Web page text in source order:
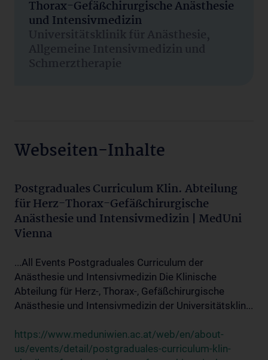
Thorax-Gefäßchirurgische Anästhesie
und Intensivmedizin
Universitätsklinik für Anästhesie,
Allgemeine Intensivmedizin und
Schmerztherapie
Webseiten-Inhalte
Postgraduales Curriculum Klin. Abteilung
für Herz-Thorax-Gefäßchirurgische
Anästhesie und Intensivmedizin | MedUni
Vienna
...All Events Postgraduales Curriculum der
Anästhesie und Intensivmedizin Die Klinische
Abteilung für Herz-, Thorax-, Gefäßchirurgische
Anästhesie und Intensivmedizin der Universitätsklin...
https://www.meduniwien.ac.at/web/en/about-
us/events/detail/postgraduales-curriculum-klin-